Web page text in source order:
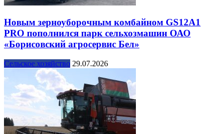
Новым зерноуборочным комбайном GS12А1
PRO пополнился парк сельхозмашин ОАО
«Борисовский агросервис Бел»
Сельское хозяйство 29.07.2026